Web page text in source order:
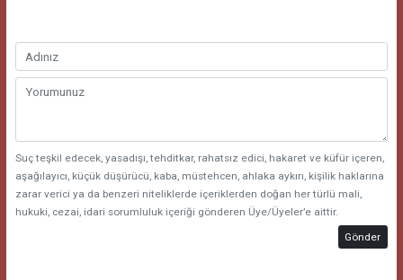
Suç teşkil edecek, yasadışı, tehditkar, rahatsız edici, hakaret ve küfür içeren,
aşağılayıcı, küçük düşürücü, kaba, müstehcen, ahlaka aykırı, kişilik haklarına
zarar verici ya da benzeri niteliklerde içeriklerden doğan her türlü mali,
hukuki, cezai, idari sorumluluk içeriği gönderen Üye/Üyeler’e aittir.
Gönder